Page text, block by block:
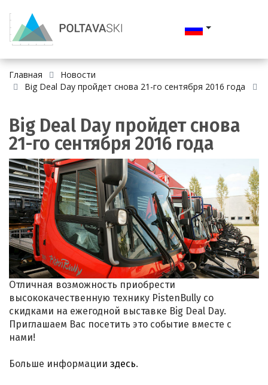
Главная
Новости
Big Deal Day пройдет снова 21-го сентября 2016 года
Big Deal Day пройдет снова
21-го сентября 2016 года
Отличная возможность приобрести
высококачественную технику PistenBully со
скидками на ежегодной выставке Big Deal Day.
Приглашаем Вас посетить это событие вместе с
нами!
Больше информации здесь.